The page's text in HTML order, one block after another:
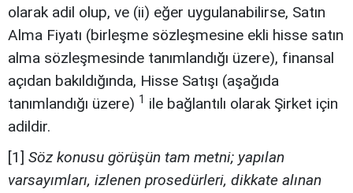
olarak adil olup, ve (ii) eğer uygulanabilirse, Satın
Alma Fiyatı (birleşme sözleşmesine ekli hisse satın
alma sözleşmesinde tanımlandığı üzere), finansal
açıdan bakıldığında, Hisse Satışı (aşağıda
tanımlandığı üzere) 1 ile bağlantılı olarak Şirket için
adildir.
[1] Söz konusu görüşün tam metni; yapılan
varsayımları, izlenen prosedürleri, dikkate alınan